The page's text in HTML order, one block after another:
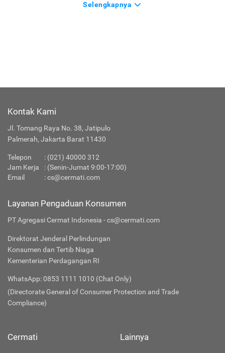
Selengkapnya
Kontak Kami
Jl. Tomang Raya No. 38, Jatipulo
Palmerah, Jakarta Barat 11430
Telepon
: (021) 40000 312
Jam Kerja
: (Senin-Jumat 9:00-17:00)
Email
:cs@cermati.com
Layanan Pengaduan Konsumen
PT Agregasi Cermat Indonesia - cs@cermati.com
Direktorat Jenderal Perlindungan
Konsumen dan Tertib Niaga
Kementerian Perdagangan RI
WhatsApp: 0853 1111 1010 (Chat Only)
(Directorate General of Consumer Protection and Trade
Compliance)
Cermati Lainnya